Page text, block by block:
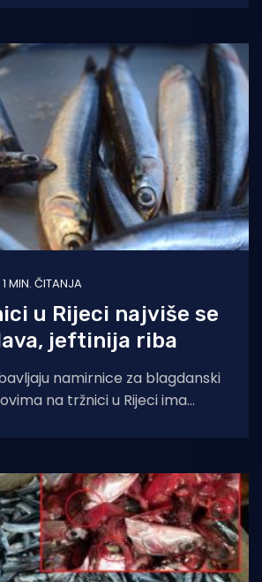
1 MIN. ČITANJA
u Rijeci najviše se
jeftinija riba
namirnice za blagdanski
na tržnici u Rijeci ima